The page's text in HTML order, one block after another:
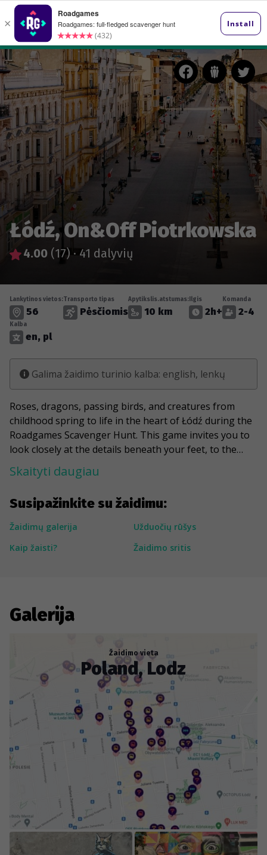
Łódź, On&Off Piotrkowska
4.00 (17) · 41 dalyvių
Susipažinkite su žaidimu:
Žaidimų galerija
Užduočių rūšys
Kaip žaisti?
Žaidimo sritis
Lankytinos vietos:
56
Transporto tipas
Pėsčiomis
Apytikslis.atstumas:
10 km
Ilgis
2h+
Komanda
2-4
Kalba
en, pl
Galima žaidimo turinio kalba: english, lenkų
Roses, dragons, passing birds, and creatures from
childhood spring to life in the heart of Łódź during the
Roadgames Scavenger Hunt. This game invites you to
look closely at the details beneath your feet, to the
sides, and above, so pay attention. While searching for
clues, enjoy some of the best murals and art pieces
Piotrkowska with Roadgames Scavenger Hunt.
Skaityti daugiau
Galerija
Žaidimo vieta
Poland, Lodz